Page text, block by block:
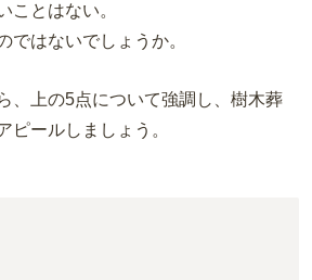
ことはない。
ではないでしょうか。
、上の5点について強調し、樹木葬
ピールしましょう。